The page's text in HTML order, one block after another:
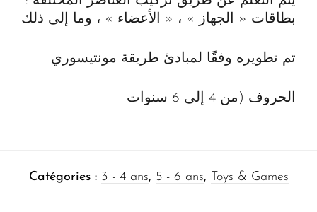
بطاقات « الجهاز » ، « الأعضاء » ، وما إلى ذلك
تم تطويره وفقًا لمبادئ طريقة مونتيسوري
الحروف (من 4 إلى 6 سنوات
Catégories : 3 - 4 ans, 5 - 6 ans, Toys & Games